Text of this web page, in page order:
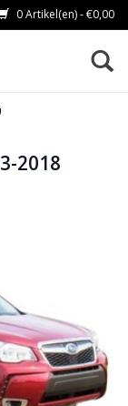
0 Artikel(en) - €0,00
2018